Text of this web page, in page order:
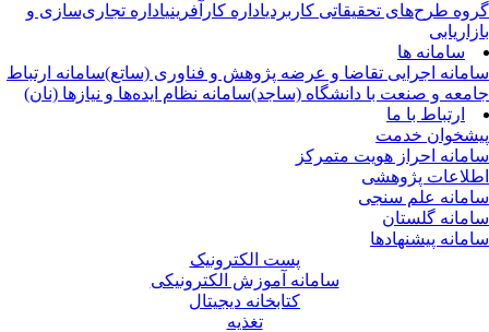
طرح‌های تحقیقاتی کاربردیاداره کارآفرینیاداره تجاری‌سازی و
سامانه ها
اجرایی تقاضا و عرضه پژوهش و فناوری (ساتع)سامانه ارتباط
و صنعت با دانشگاه (ساجد)سامانه نظام ایده‌ها و نیازها (نان)
ارتباط با ما
خدمت
احراز هویت متمرکز
پژوهشی
علم سنجی
گلستان
پیشنهادها
پست الکترونیک
سامانه آموزش الکترونیکی
کتابخانه دیجیتال
تغذیه